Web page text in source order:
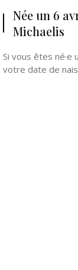
Née un 6
Michaelis
Si vous êtes né·e
votre date de